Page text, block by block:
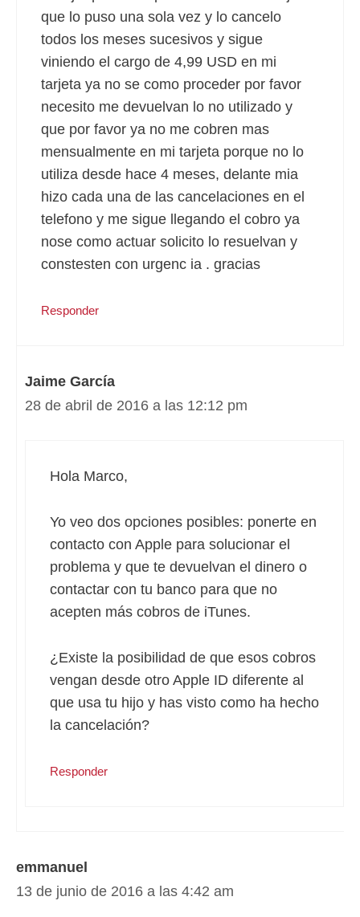
que lo puso una sola vez y lo cancelo
todos los meses sucesivos y sigue
viniendo el cargo de 4,99 USD en mi
tarjeta ya no se como proceder por favor
necesito me devuelvan lo no utilizado y
que por favor ya no me cobren mas
mensualmente en mi tarjeta porque no lo
utiliza desde hace 4 meses, delante mia
hizo cada una de las cancelaciones en el
telefono y me sigue llegando el cobro ya
nose como actuar solicito lo resuelvan y
constesten con urgenc ia . gracias
Responder
Jaime García
28 de abril de 2016 a las 12:12 pm
Hola Marco,
Yo veo dos opciones posibles: ponerte en
contacto con Apple para solucionar el
problema y que te devuelvan el dinero o
contactar con tu banco para que no
acepten más cobros de iTunes.
¿Existe la posibilidad de que esos cobros
vengan desde otro Apple ID diferente al
que usa tu hijo y has visto como ha hecho
la cancelación?
Responder
emmanuel
13 de junio de 2016 a las 4:42 am